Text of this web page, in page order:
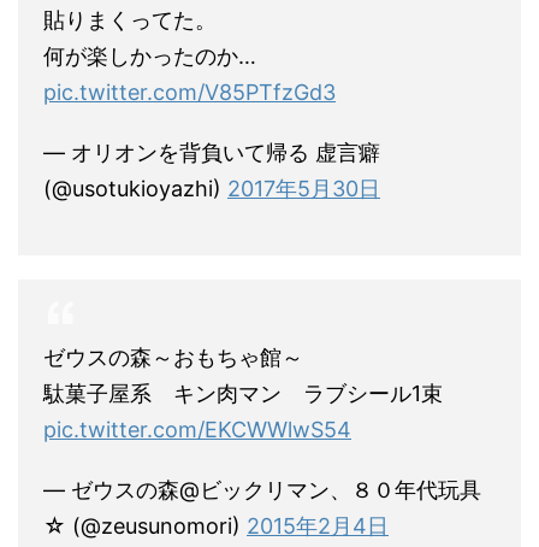
貼りまくってた。
何が楽しかったのか…
pic.twitter.com/V85PTfzGd3
— オリオンを背負いて帰る 虚言癖
(@usotukioyazhi) 2017年5月30日
ゼウスの森～おもちゃ館～
駄菓子屋系 キン肉マン ラブシール1束
pic.twitter.com/EKCWWlwS54
— ゼウスの森@ビックリマン、８０年代玩具
☆ (@zeusunomori) 2015年2月4日